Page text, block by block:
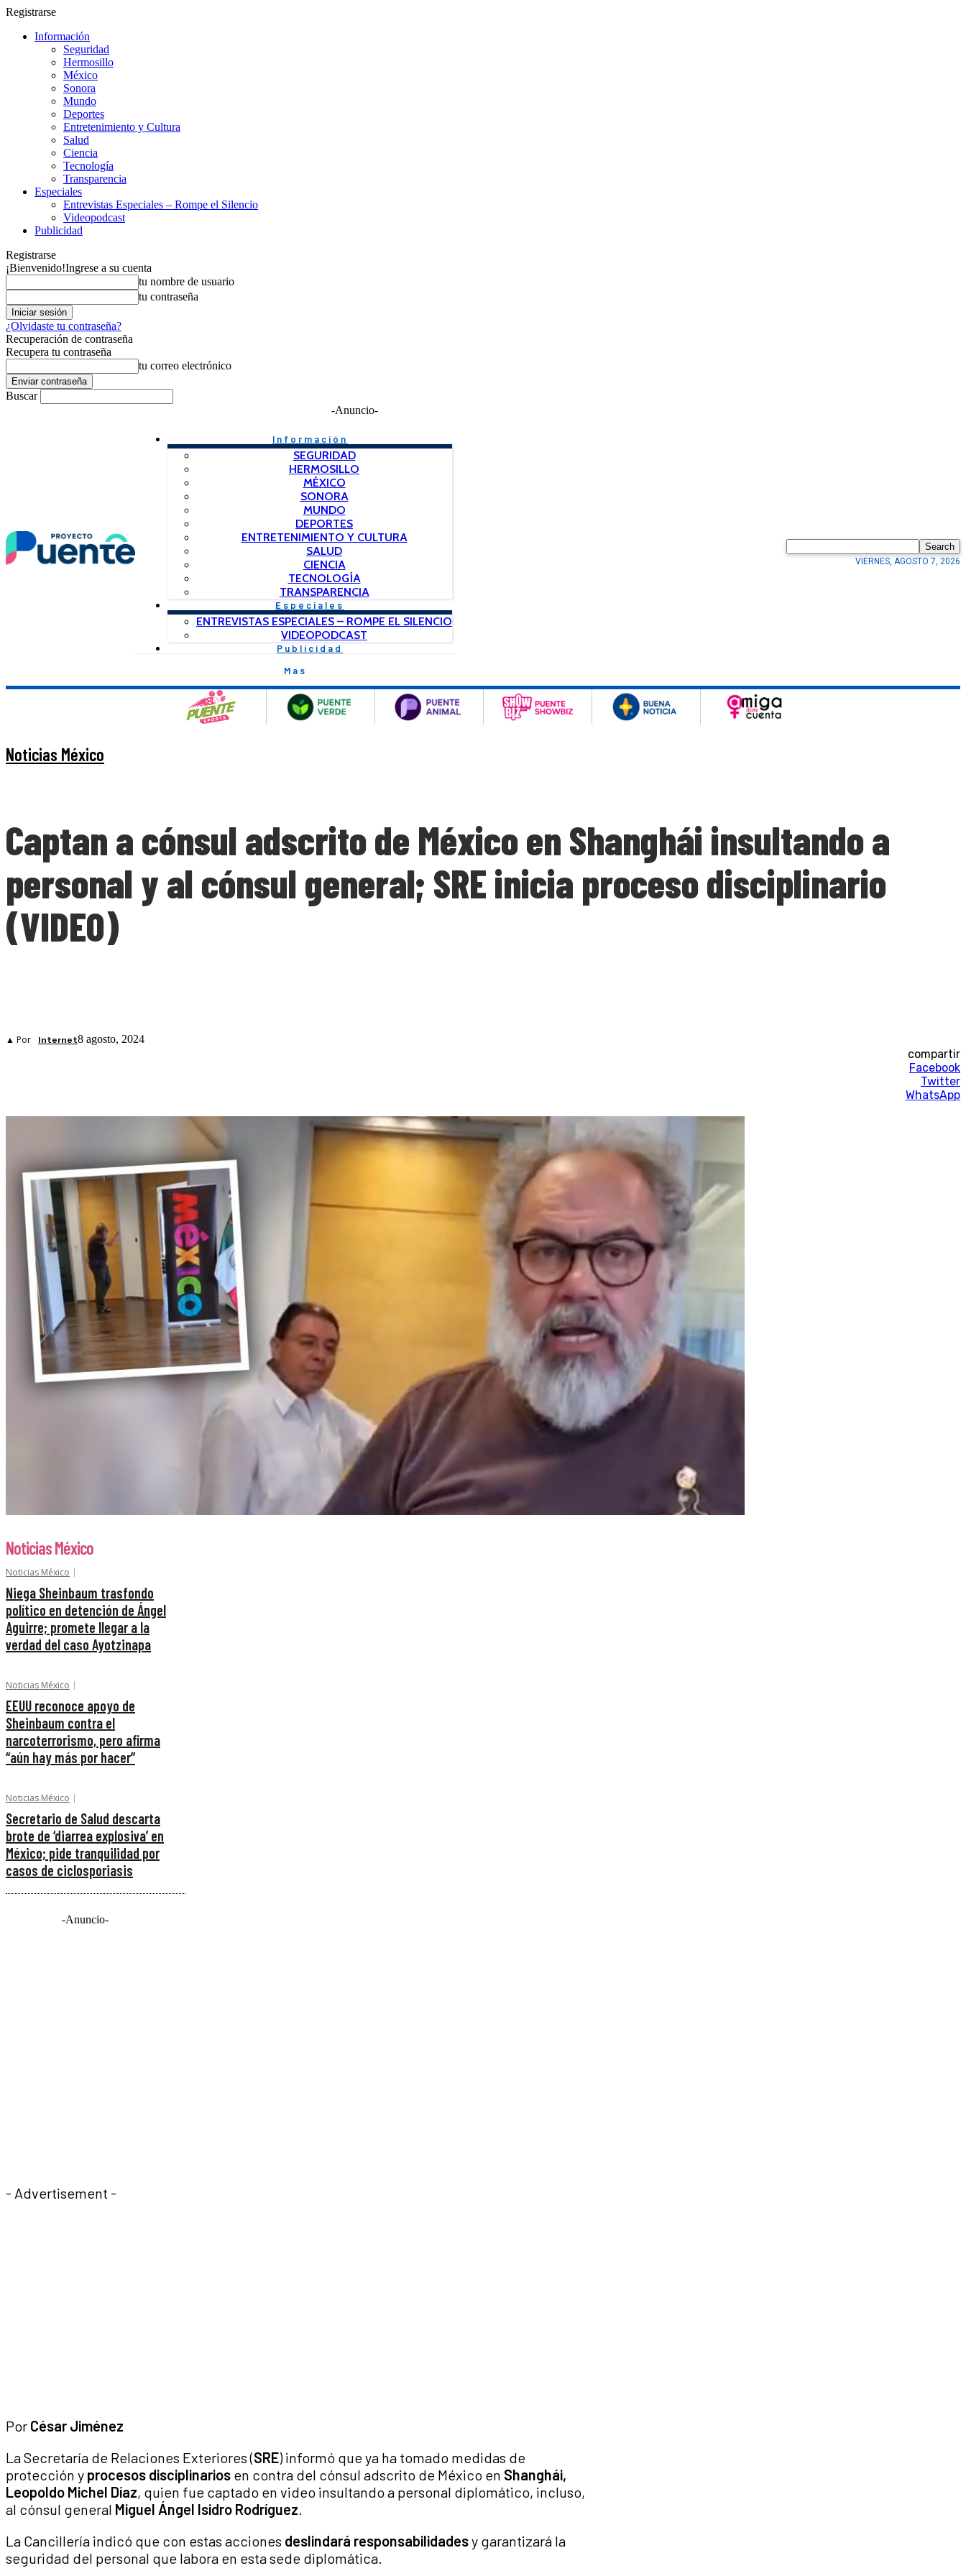
Registrarse
Información
Seguridad
Hermosillo
México
Sonora
Mundo
Deportes
Entretenimiento y Cultura
Salud
Ciencia
Tecnología
Transparencia
Especiales
Entrevistas Especiales – Rompe el Silencio
Videopodcast
Publicidad
Registrarse
¡Bienvenido!Ingrese a su cuenta
tu nombre de usuario
tu contraseña
¿Olvidaste tu contraseña?
Recuperación de contraseña
Recupera tu contraseña
tu correo electrónico
Buscar
-Anuncio-
Información
SEGURIDAD
HERMOSILLO
MÉXICO
SONORA
MUNDO
DEPORTES
ENTRETENIMIENTO Y CULTURA
SALUD
CIENCIA
TECNOLOGÍA
TRANSPARENCIA
Especiales
ENTREVISTAS ESPECIALES – ROMPE EL SILENCIO
VIDEOPODCAST
Publicidad
Mas
Search
VIERNES, AGOSTO 7, 2026
Noticias México
Captan a cónsul adscrito de México en Shanghái insultando a
personal y al cónsul general; SRE inicia proceso disciplinario
(VIDEO)
▲ Por Internet8 agosto, 2024
compartir
Facebook
Twitter
WhatsApp
Noticias México
Noticias México
Niega Sheinbaum trasfondo
político en detención de Ángel
Aguirre; promete llegar a la
verdad del caso Ayotzinapa
Noticias México
EEUU reconoce apoyo de
Sheinbaum contra el
narcoterrorismo, pero afirma
“aún hay más por hacer”
Noticias México
Secretario de Salud descarta
brote de ‘diarrea explosiva’ en
México; pide tranquilidad por
casos de ciclosporiasis
-Anuncio-
- Advertisement -
Por César Jiménez
La Secretaría de Relaciones Exteriores (SRE) informó que ya ha tomado medidas de
protección y procesos disciplinarios en contra del cónsul adscrito de México en Shanghái,
Leopoldo Michel Díaz, quien fue captado en video insultando a personal diplomático, incluso,
al cónsul general Miguel Ángel Isidro Rodríguez.
La Cancillería indicó que con estas acciones deslindará responsabilidadesy garantizará la
seguridad del personal que labora en esta sede diplomática.